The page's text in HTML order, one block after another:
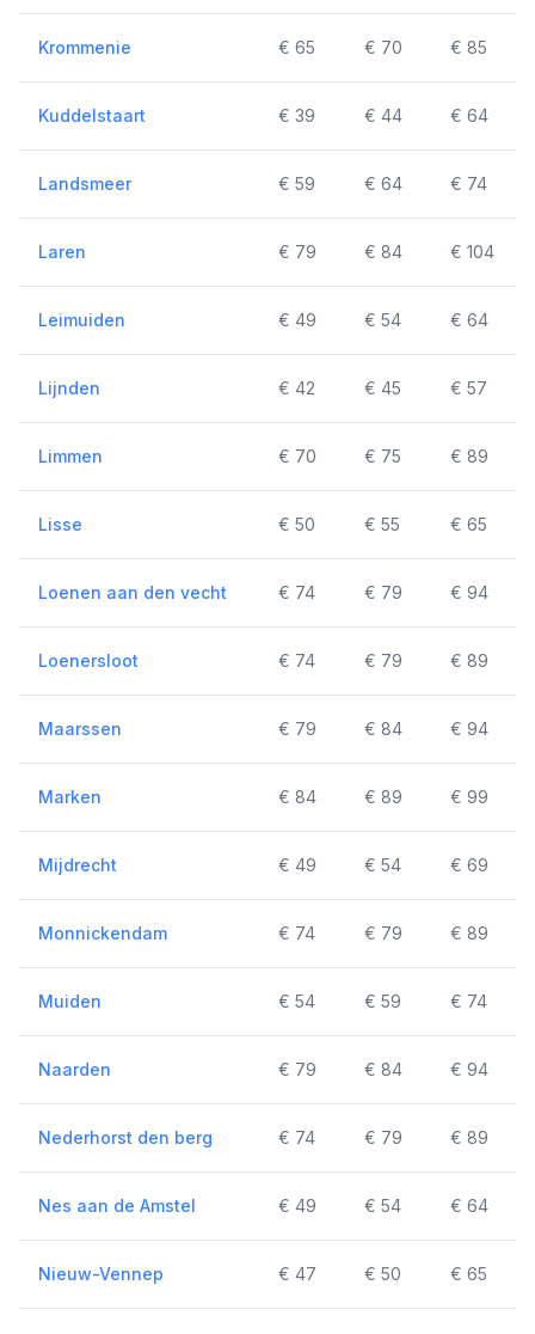
Krommenie € 65 € 70 € 85
Kuddelstaart € 39 € 44 € 64
Landsmeer € 59 € 64 € 74
Laren € 79 € 84 € 104
Leimuiden € 49 € 54 € 64
Lijnden € 42 € 45 € 57
Limmen € 70 € 75 € 89
Lisse € 50 € 55 € 65
Loenen aan den vecht € 74 € 79 € 94
Loenersloot € 74 € 79 € 89
Maarssen € 79 € 84 € 94
Marken € 84 € 89 € 99
Mijdrecht € 49 € 54 € 69
Monnickendam € 74 € 79 € 89
Muiden € 54 € 59 € 74
Naarden € 79 € 84 € 94
Nederhorst den berg € 74 € 79 € 89
Nes aan de Amstel € 49 € 54 € 64
Nieuw-Vennep € 47 € 50 € 65